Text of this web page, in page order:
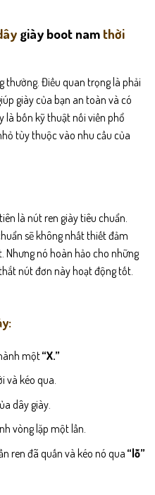
giày boot nam thời
thường. Điều quan trọng là phải
giày của bạn an toàn và có
là bốn kỹ thuật nối viền phổ
tùy thuộc vào nhu cầu của
là nút ren giày tiêu chuẩn.
sẽ không nhất thiết đảm
Nhưng nó hoàn hảo cho những
nút đơn này hoạt động tốt.
một“X.”
và kéo qua.
dây giày.
vòng lặp một lần.
ren đã quấn và kéo nó qua “lỗ”